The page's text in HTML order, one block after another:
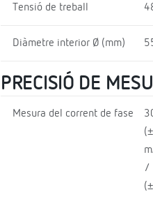
Tensió de treball
Diàmetre interior Ø (mm)
PRECISIÓ DE
Mesura del corrent de fase
/